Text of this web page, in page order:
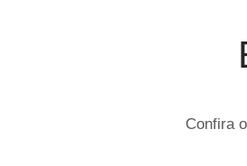
Confira